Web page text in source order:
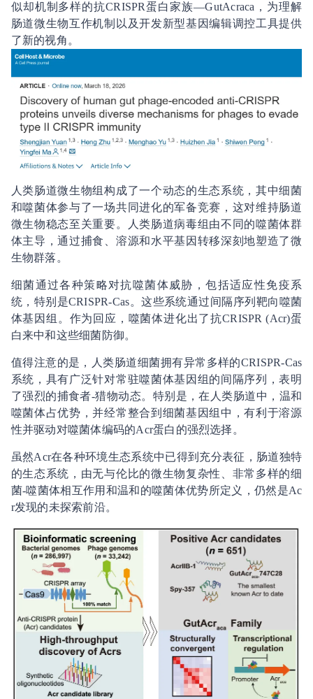
似却机制多样的抗CRISPR蛋白家族—GutAcraca，为理解
肠道微生物互作机制以及开发新型基因编辑调控工具提供
了新的视角。
人类肠道微生物组构成了一个动态的生态系统，其中细菌
和噬菌体参与了一场共同进化的军备竞赛，这对维持肠道
微生物稳态至关重要。人类肠道病毒组由不同的噬菌体群
体主导，通过捕食、溶源和水平基因转移深刻地塑造了微
生物群落。
细菌通过各种策略对抗噬菌体威胁，包括适应性免疫系
统，特别是CRISPR-Cas。这些系统通过间隔序列靶向噬菌
体基因组。作为回应，噬菌体进化出了抗CRISPR (Acr)蛋
白来中和这些细菌防御。
值得注意的是，人类肠道细菌拥有异常多样的CRISPR-Cas
系统，具有广泛针对常驻噬菌体基因组的间隔序列，表明
了强烈的捕食者-猎物动态。特别是，在人类肠道中，温和
噬菌体占优势，并经常整合到细菌基因组中，有利于溶源
性并驱动对噬菌体编码的Acr蛋白的强烈选择。
虽然Acr在各种环境生态系统中已得到充分表征，肠道独特
的生态系统，由无与伦比的微生物复杂性、非常多样的细
菌-噬菌体相互作用和温和的噬菌体优势所定义，仍然是Ac
r发现的未探索前沿。